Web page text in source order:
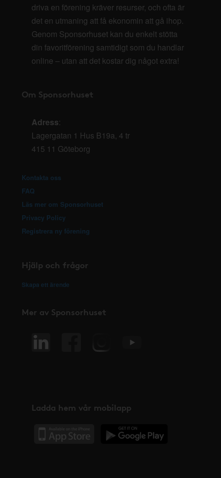
driva en förening kräver resurser, och ofta är
det en utmaning att få ekonomin att gå ihop.
Genom Sponsorhuset kan du enkelt stötta
din favoritförening samtidigt som du handlar
online – utan att det kostar dig något extra!
Om Sponsorhuset
Adress:
Lagergatan 1 Hus B19a, 4 tr
415 11 Göteborg
Kontakta oss
FAQ
Läs mer om Sponsorhuset
Privacy Policy
Registrera ny förening
Hjälp och frågor
Skapa ett ärende
Mer av Sponsorhuset
Ladda hem vår mobilapp